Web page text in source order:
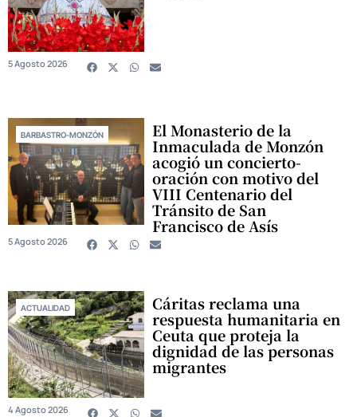
5 Agosto 2026
BARBASTRO-MONZÓN El Monasterio de la
Inmaculada de Monzón
acogió un concierto-
oración con motivo del
VIII Centenario del
Tránsito de San
Francisco de Asís
5 Agosto 2026
ACTUALIDAD Cáritas reclama una
respuesta humanitaria en
Ceuta que proteja la
dignidad de las personas
migrantes
4 Agosto 2026